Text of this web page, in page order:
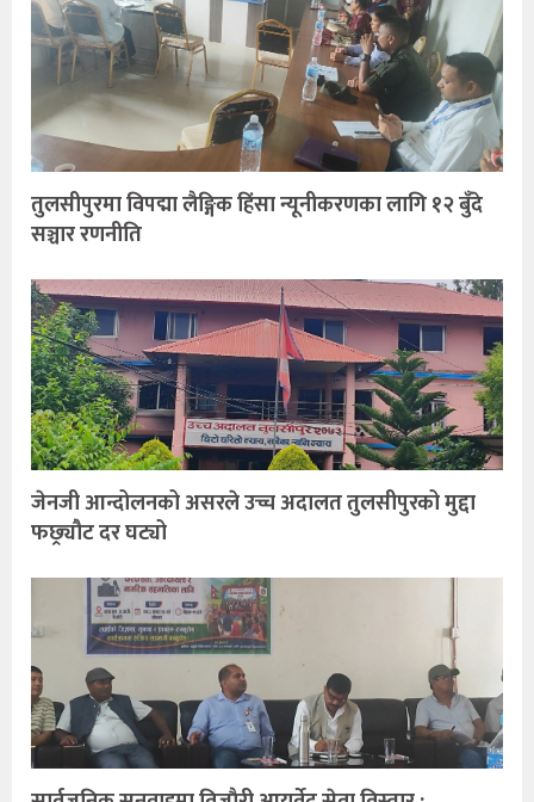
तुलसीपुरमा विपद्मा लैङ्गिक हिंसा न्यूनीकरणका लागि १२ बुँदे
सञ्चार रणनीति
जेनजी आन्दोलनको असरले उच्च अदालत तुलसीपुरको मुद्दा
फछ्र्यौट दर घट्यो